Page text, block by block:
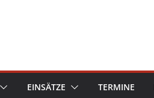
EINSÄTZE TERMINE